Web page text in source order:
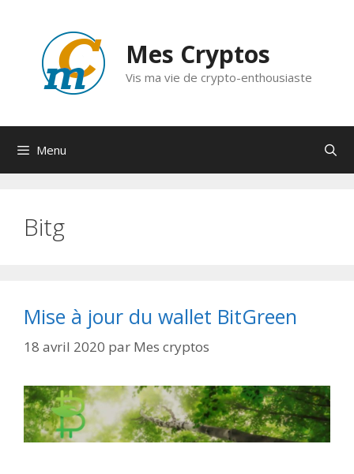
contenu
Mes Cryptos
Vis ma vie de crypto-enthousiaste
Menu
Bitg
Mise à jour du wallet BitGreen
18 avril 2020 par Mes cryptos